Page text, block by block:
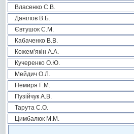
Власенко С.В.
Данілов В.Б.
Євтушок С.М.
Кабаченко В.В.
Кожем’якін А.А.
Кучеренко О.Ю.
Мейдич О.Л.
Немиря Г.М.
Пузійчук А.В.
Тарута С.О.
Цимбалюк М.М.